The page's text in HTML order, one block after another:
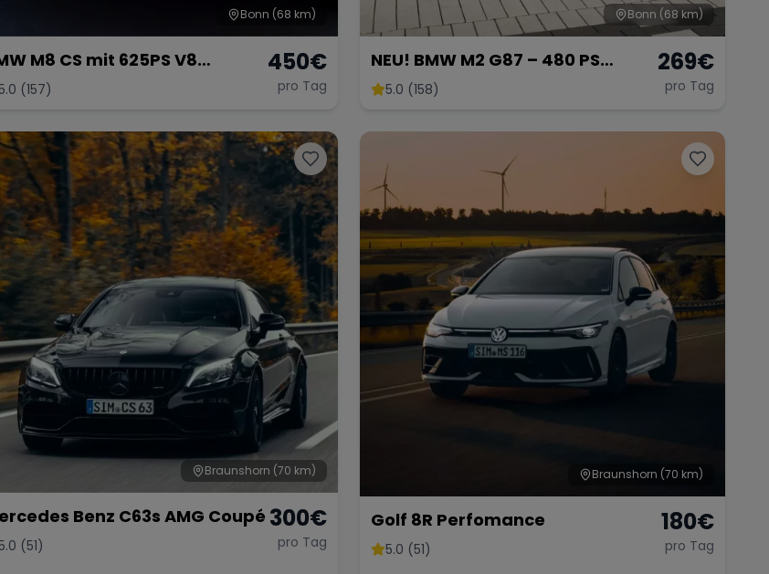
Bonn (68 km)
M8 CS mit 625PS V8
Gran Coupe
(157)
450€
pro Tag
Bonn (68 km)
NEU! BMW M2 G87 – 480 PS
Power
5.0 (158)
269€
pro Tag
Braunshorn (70 km)
Benz C63s AMG Coupé
(51)
300€
pro Tag
Braunshorn (70 km)
Golf 8R Perfomance
5.0 (51)
180€
pro Tag